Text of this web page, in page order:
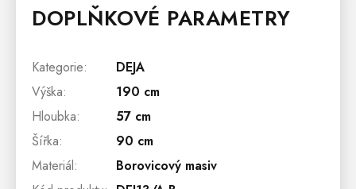
DOPLŇKOVÉ PARAMETRY
Kategorie:
DEJA
Výška:
190 cm
Hloubka:
57 cm
Šířka:
90 cm
Materiál:
Borovicový masiv